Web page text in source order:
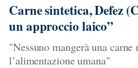
Carne sintetica, Defez
un approccio laico”
"Nessuno mangerà una carne
l’alimentazione umana"